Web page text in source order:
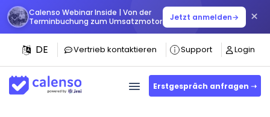
Calenso Webinar Inside | Von der
Terminbuchung zum Umsatzmotor
Jetzt anmelden→ ×
DE Vertrieb kontaktieren Support Login
Erstgespräch anfragen ➝